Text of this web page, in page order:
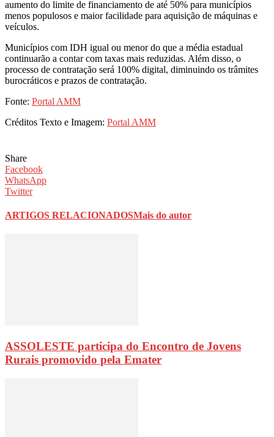
aumento do limite de financiamento de até 50% para municípios
menos populosos e maior facilidade para aquisição de máquinas e
veículos.
Municípios com IDH igual ou menor do que a média estadual
continuarão a contar com taxas mais reduzidas. Além disso, o
processo de contratação será 100% digital, diminuindo os trâmites
burocráticos e prazos de contratação.
Fonte: Portal AMM
Créditos Texto e Imagem: Portal AMM
Share
Facebook
WhatsApp
Twitter
ARTIGOS RELACIONADOSMais do autor
ASSOLESTE participa do Encontro de Jovens
Rurais promovido pela Emater